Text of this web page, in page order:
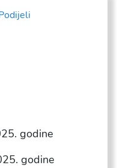
godine
godine